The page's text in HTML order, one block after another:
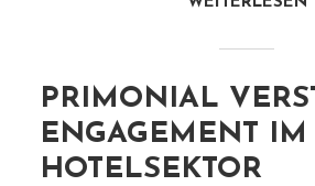
PRIMONIAL
ENGAGEMENT IM
HOTELSEKTOR